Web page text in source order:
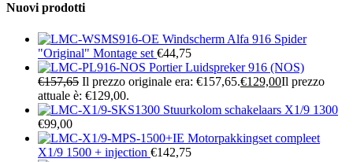
Nuovi prodotti
Windscherm Alfa 916 Spider
"Original" Montage set €44,75
Portier Luidspreker 916 (NOS)
€157,65 Il prezzo originale era: €157,65.€129,00Il prezzo
attuale è: €129,00.
Stuurkolom schakelaars X1/9 1300
€99,00
Motorpakkingset compleet
X1/9 1500 + injection €142,75